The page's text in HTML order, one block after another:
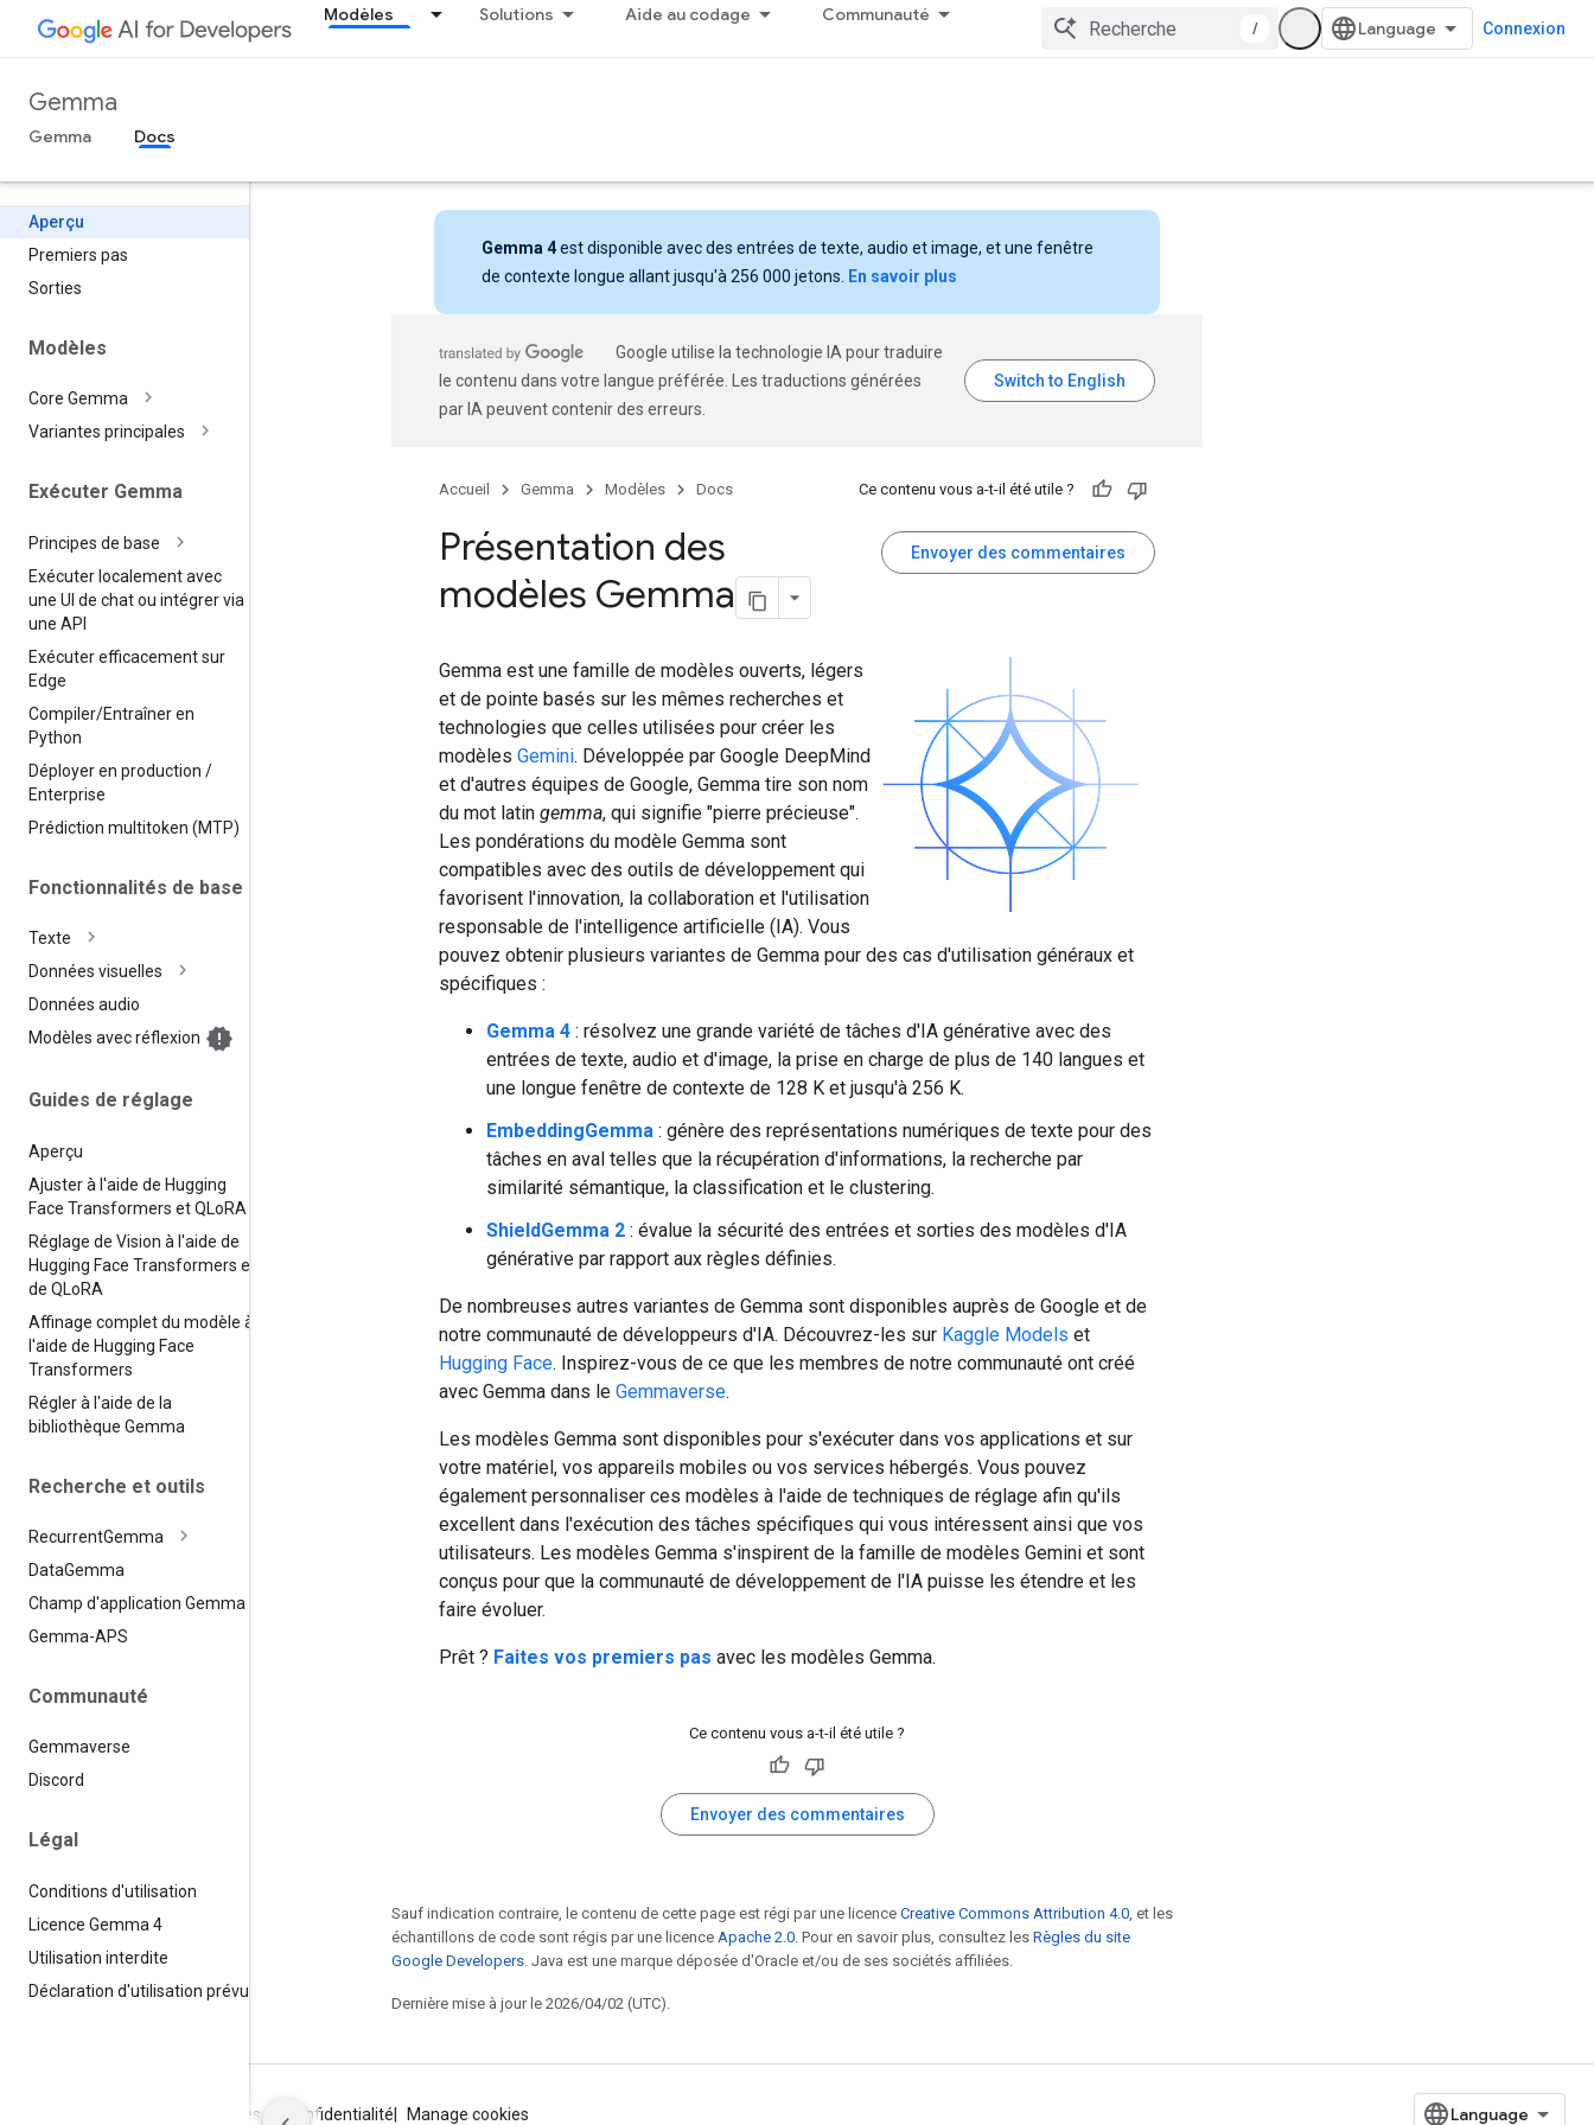
Modèles Solutions Aide au codage Communauté
/ Connexion
Gemma
Gemma Docs
Aperçu
Premiers pas
Sorties
Modèles
Core Gemma
Variantes principales
Exécuter Gemma
Principes de base
Exécuter localement avec
une UI de chat ou intégrer via
une API
Exécuter efficacement sur
Edge
Compiler/Entraîner en
Python
Déployer en production /
Enterprise
Prédiction multitoken (MTP)
Fonctionnalités de base
Texte
Données visuelles
Données audio
Modèles avec réflexion
Guides de réglage
Aperçu
Ajuster à l'aide de Hugging
Face Transformers et QLoRA
Réglage de Vision à l'aide de
Hugging Face Transformers et
de QLoRA
Affinage complet du modèle à
l'aide de Hugging Face
Transformers
Régler à l'aide de la
bibliothèque Gemma
Recherche et outils
RecurrentGemma
DataGemma
Champ d'application Gemma
Gemma-APS
Communauté
Gemmaverse
Discord
Légal
Conditions d'utilisation
Licence Gemma 4
Utilisation interdite
Déclaration d'utilisation prévue
Gemma 4est disponible avec des entrées de texte, audio et image, et une fenêtre
de contexte longue allant jusqu'à 256 000 jetons.
En savoir plus
Google utilise la technologie IA pour traduire
le contenu dans votre langue préférée. Les traductions générées
par IA peuvent contenir des erreurs.
Accueil Gemma Modèles Docs Ce contenu vous a-t-il été utile ?
Envoyer des commentaires
Présentation des
modèles Gemma
Gemma est une famille de modèles ouverts, légers
et de pointe basés sur les mêmes recherches et
technologies que celles utilisées pour créer les
modèles Gemini. Développée par Google DeepMind
et d'autres équipes de Google, Gemma tire son nom
du mot latin gemma, qui signifie "pierre précieuse".
Les pondérations du modèle Gemma sont
compatibles avec des outils de développement qui
favorisent l'innovation, la collaboration et l'utilisation
responsable de l'intelligence artificielle (IA). Vous
pouvez obtenir plusieurs variantes de Gemma pour des cas d'utilisation généraux et
spécifiques :
Gemma 4 : résolvez une grande variété de tâches d'IA générative avec des
entrées de texte, audio et d'image, la prise en charge de plus de 140 langues et
une longue fenêtre de contexte de 128 K et jusqu'à 256 K.
EmbeddingGemma : génère des représentations numériques de texte pour des
tâches en aval telles que la récupération d'informations, la recherche par
similarité sémantique, la classification et le clustering.
ShieldGemma 2 : évalue la sécurité des entrées et sorties des modèles d'IA
générative par rapport aux règles définies.
De nombreuses autres variantes de Gemma sont disponibles auprès de Google et de
notre communauté de développeurs d'IA. Découvrez-les sur Kaggle Models et
Hugging Face. Inspirez-vous de ce que les membres de notre communauté ont créé
avec Gemma dans le Gemmaverse.
Les modèles Gemma sont disponibles pour s'exécuter dans vos applications et sur
votre matériel, vos appareils mobiles ou vos services hébergés. Vous pouvez
également personnaliser ces modèles à l'aide de techniques de réglage afin qu'ils
excellent dans l'exécution des tâches spécifiques qui vous intéressent ainsi que vos
utilisateurs. Les modèles Gemma s'inspirent de la famille de modèles Gemini et sont
conçus pour que la communauté de développement de l'IA puisse les étendre et les
faire évoluer.
Prêt ? Faites vos premiers pas avec les modèles Gemma.
Ce contenu vous a-t-il été utile ?
Envoyer des commentaires
Sauf indication contraire, le contenu de cette page est régi par une licence Creative Commons Attribution 4.0 , et les
échantillons de code sont régis par une licence Apache 2.0 . Pour en savoir plus, consultez les Règles du site
Google Developers . Java est une marque déposée d'Oracle et/ou de ses sociétés affiliées.
Dernière mise à jour le 2026/04/02 (UTC).
Règles de confidentialité Manage cookies